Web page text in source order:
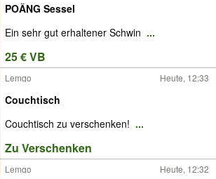
POÄNG Sessel
Ein sehr gut erhaltener Schwin ...
25 € VB
Lemgo Heute, 12:33
Couchtisch
Couchtisch zu verschenken! ...
Zu Verschenken
Lemgo Heute, 12:32